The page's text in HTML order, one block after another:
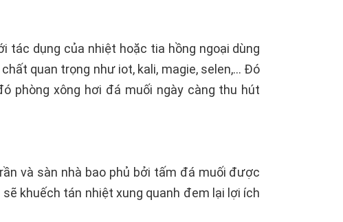
tác dụng của nhiệt hoặc tia hồng ngoại dùng
quan trọng như iot, kali, magie, selen,... Đó
phòng xông hơi đá muối ngày càng thu hút
và sàn nhà bao phủ bởi tấm đá muối được
khuếch tán nhiệt xung quanh đem lại lợi ích